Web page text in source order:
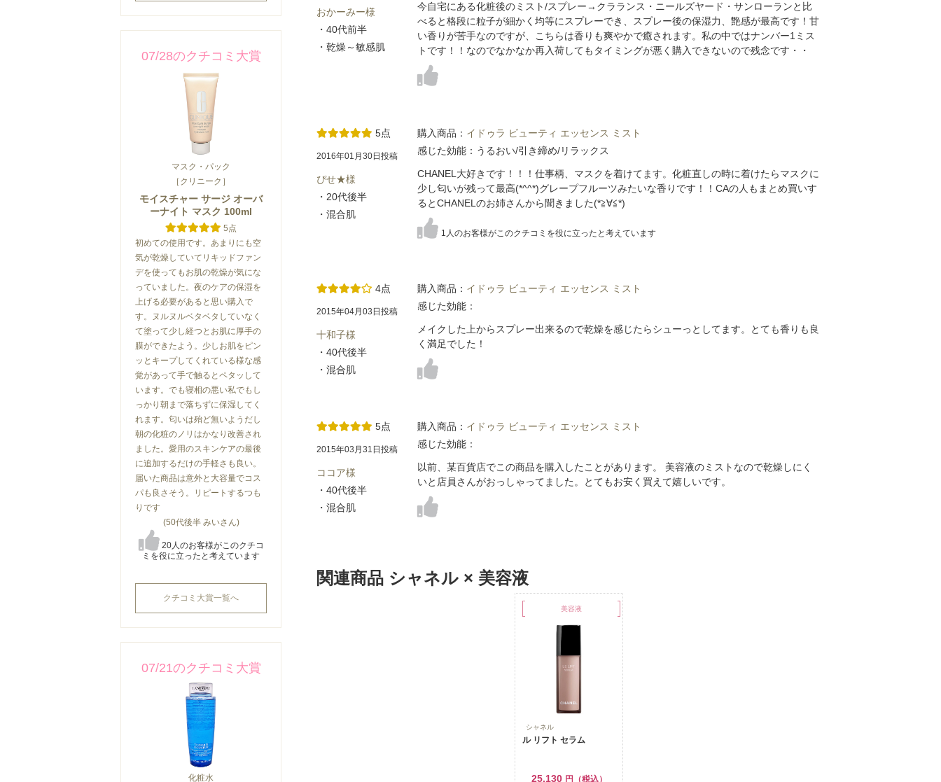
07/28のクチコミ大賞
マスク・パック
［クリニーク］
モイスチャー サージ オーバ
ーナイト マスク 100ml
5点
初めての使用です。あまりにも空
気が乾燥していてリキッドファン
デを使ってもお肌の乾燥が気にな
っていました。夜のケアの保湿を
上げる必要があると思い購入で
す。ヌルヌルベタベタしていなく
て塗って少し経つとお肌に厚手の
膜ができたよう。少しお肌をピン
ッとキープしてくれている様な感
覚があって手で触るとペタッして
います。でも寝相の悪い私でもし
っかり朝まで落ちずに保湿してく
れます。匂いは殆ど無いようだし
朝の化粧のノリはかなり改善され
ました。愛用のスキンケアの最後
に追加するだけの手軽さも良い。
届いた商品は意外と大容量でコス
パも良さそう。リピートするつも
りです
(50代後半 みいさん)
20人のお客様がこのクチコ
ミを役に立ったと考えています
クチコミ大賞一覧へ
07/21のクチコミ大賞
化粧水
おかーみー様
・40代前半
・乾燥～敏感肌
今自宅にある化粧後のミスト/スプレー→クラランス・ニールズヤード・サンローランと比
べると格段に粒子が細かく均等にスプレーでき、スプレー後の保湿力、艶感が最高です！甘
い香りが苦手なのですが、こちらは香りも爽やかで癒されます。私の中ではナンバー1ミス
トです！！なのでなかなか再入荷してもタイミングが悪く購入できないので残念です・・
5点
2016年01月30日投稿
ぴせ★様
・20代後半
・混合肌
購入商品： イドゥラ ビューティ エッセンス ミスト
感じた効能：うるおい/引き締め/リラックス
CHANEL大好きです！！！仕事柄、マスクを着けてます。化粧直しの時に着けたらマスクに
少し匂いが残って最高(*^^*)グレープフルーツみたいな香りです！！CAの人もまとめ買いす
るとCHANELのお姉さんから聞きました(*≧∀≦*)
1人のお客様がこのクチコミを役に立ったと考えています
4点
2015年04月03日投稿
十和子様
・40代後半
・混合肌
購入商品： イドゥラ ビューティ エッセンス ミスト
感じた効能：
メイクした上からスプレー出来るので乾燥を感じたらシューっとしてます。とても香りも良
く満足でした！
5点
2015年03月31日投稿
ココア様
・40代後半
・混合肌
購入商品： イドゥラ ビューティ エッセンス ミスト
感じた効能：
以前、某百貨店でこの商品を購入したことがあります。 美容液のミストなので乾燥しにく
いと店員さんがおっしゃってました。とてもお安く買えて嬉しいです。
関連商品 シャネル × 美容液
美容液
シャネル
ル リフト セラム
25,130 円（税込）